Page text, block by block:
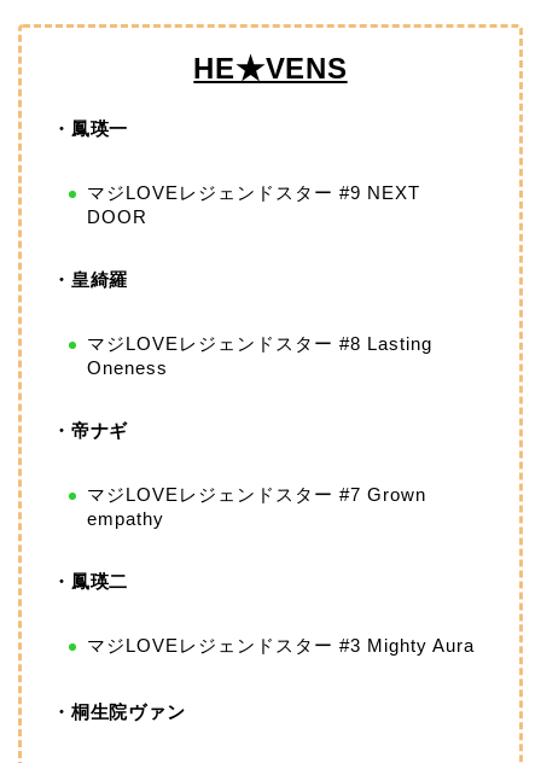
HE★VENS
・鳳瑛一
マジLOVEレジェンドスター #9 NEXT
DOOR
・皇綺羅
マジLOVEレジェンドスター #8 Lasting
Oneness
・帝ナギ
マジLOVEレジェンドスター #7 Grown
empathy
・鳳瑛二
マジLOVEレジェンドスター #3 Mighty Aura
・桐生院ヴァン